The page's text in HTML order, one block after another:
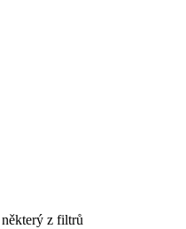
z filtrů